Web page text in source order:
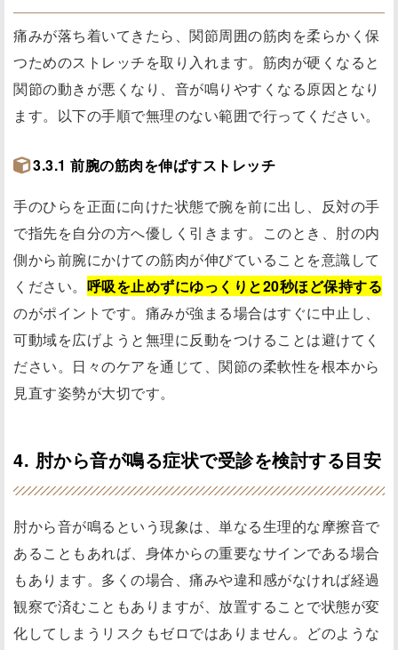
痛みが落ち着いてきたら、関節周囲の筋肉を柔らかく保
つためのストレッチを取り入れます。筋肉が硬くなると
関節の動きが悪くなり、音が鳴りやすくなる原因となり
ます。以下の手順で無理のない範囲で行ってください。
3.3.1 前腕の筋肉を伸ばすストレッチ
手のひらを正面に向けた状態で腕を前に出し、反対の手
で指先を自分の方へ優しく引きます。このとき、肘の内
側から前腕にかけての筋肉が伸びていることを意識して
ください。 呼吸を止めずにゆっくりと20秒ほど保持する
のがポイントです。痛みが強まる場合はすぐに中止し、
可動域を広げようと無理に反動をつけることは避けてく
ださい。日々のケアを通じて、関節の柔軟性を根本から
見直す姿勢が大切です。
4. 肘から音が鳴る症状で受診を検討する目安
肘から音が鳴るという現象は、単なる生理的な摩擦音で
あることもあれば、身体からの重要なサインである場合
もあります。多くの場合、痛みや違和感がなければ経過
観察で済むこともありますが、放置することで状態が変
化してしまうリスクもゼロではありません。どのような